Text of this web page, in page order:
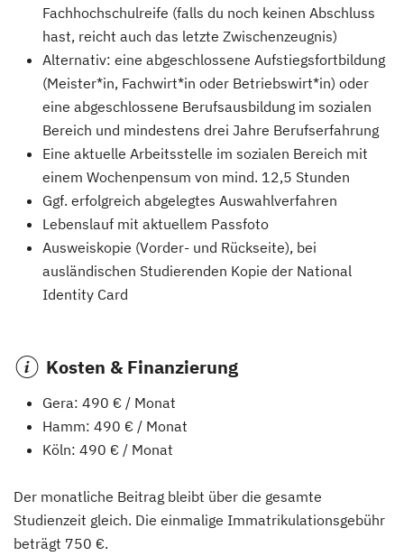
Fachhochschulreife (falls du noch keinen Abschluss
hast, reicht auch das letzte Zwischenzeugnis)
Alternativ: eine abgeschlossene Aufstiegsfortbildung
(Meister*in, Fachwirt*in oder Betriebswirt*in) oder
eine abgeschlossene Berufsausbildung im sozialen
Bereich und mindestens drei Jahre Berufserfahrung
Eine aktuelle Arbeitsstelle im sozialen Bereich mit
einem Wochenpensum von mind. 12,5 Stunden
Ggf. erfolgreich abgelegtes Auswahlverfahren
Lebenslauf mit aktuellem Passfoto
Ausweiskopie (Vorder- und Rückseite), bei
ausländischen Studierenden Kopie der National
Identity Card
Kosten & Finanzierung
Gera: 490 € / Monat
Hamm: 490 € / Monat
Köln: 490 € / Monat
Der monatliche Beitrag bleibt über die gesamte
Studienzeit gleich. Die einmalige Immatrikulationsgebühr
beträgt 750 €.